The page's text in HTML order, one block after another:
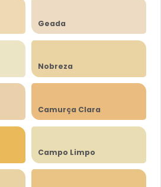
Geada
Nobreza
Camurça Clara
Campo Limpo